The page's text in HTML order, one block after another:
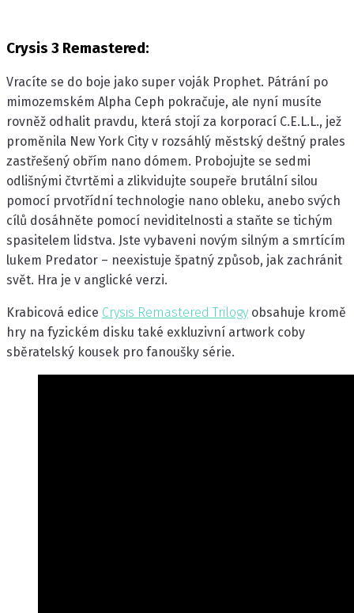
Crysis 3 Remastered:
Vracíte se do boje jako super voják Prophet. Pátrání po
mimozemském Alpha Ceph pokračuje, ale nyní musíte
rovněž odhalit pravdu, která stojí za korporací C.E.L.L., jež
proměnila New York City v rozsáhlý městský deštný prales
zastřešený obřím nano dómem. Probojujte se sedmi
odlišnými čtvrtěmi a zlikvidujte soupeře brutální silou
pomocí prvotřídní technologie nano obleku, anebo svých
cílů dosáhněte pomocí neviditelnosti a staňte se tichým
spasitelem lidstva. Jste vybaveni novým silným a smrtícím
lukem Predator – neexistuje špatný způsob, jak zachránit
svět. Hra je v anglické verzi.
Krabicová edice Crysis Remastered Trilogy obsahuje kromě
hry na fyzickém disku také exkluzivní artwork coby
sběratelský kousek pro fanoušky série.